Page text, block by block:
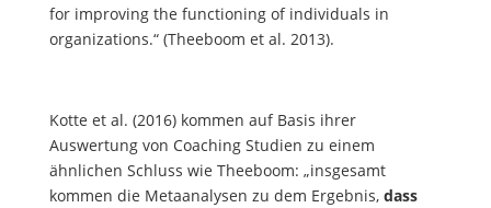
for improving the functioning of individuals in
organizations.“ (Theeboom et al. 2013).
Kotte et al. (2016) kommen auf Basis ihrer
Auswertung von Coaching Studien zu einem
ähnlichen Schluss wie Theeboom: „insgesamt
kommen die Metaanalysen zu dem Ergebnis, dass